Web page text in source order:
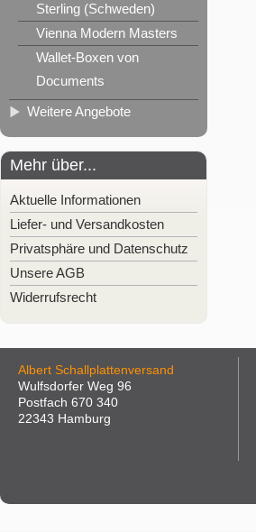
Sterling (Schweden)
Vienna Modern Masters
Wallet-Boxen von
Documents
Weitere Angebote
Mehr über...
Aktuelle Informationen
Liefer- und Versandkosten
Privatsphäre und Datenschutz
Unsere AGB
Widerrufsrecht
Albert Schallplattenversand
Wulfsdorfer Weg 96
Postfach 670 340
22343 Hamburg